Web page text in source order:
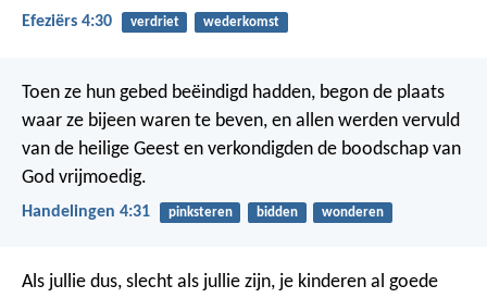
Efeziërs 4:30 verdriet wederkomst
Toen ze hun gebed beëindigd hadden, begon de plaats
waar ze bijeen waren te beven, en allen werden vervuld
van de heilige Geest en verkondigden de boodschap van
God vrijmoedig.
Handelingen 4:31 pinksteren bidden wonderen
Als jullie dus, slecht als jullie zijn, je kinderen al goede